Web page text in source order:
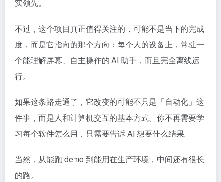
实领先。
不过，这个项目真正值得关注的，可能不是当下的完成
度，而是它指向的那个方向：每个人的设备上，常驻一
个能理解屏幕、自主操作的 AI 助手，而且完全离线运
行。
如果这条路走通了，它改变的可能不只是「自动化」这
件事，而是人和计算机交互的基本方式。你不再需要学
习每个软件怎么用，只需要告诉 AI 想要什么结果。
当然，从能跑 demo 到能用在生产环境，中间还有很长
的路。